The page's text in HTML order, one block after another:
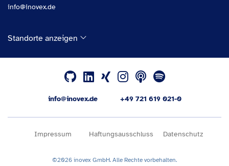
info@inovex.de
Standorte anzeigen
info@inovex.de +49 721 619 021-0
Impressum Haftungsausschluss Datenschutz
©2026 inovex GmbH. Alle Rechte vorbehalten.